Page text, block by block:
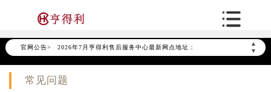
官网公告>
▲
▼
2026年7月亨得利全国官方售后客户服务热线：400-878-6612
2026年7月亨得利售后服务中心最新网点地址：
北京市东城区东长安街1号东方广场写字楼W3座6层602室（需提前预约）
常见问题